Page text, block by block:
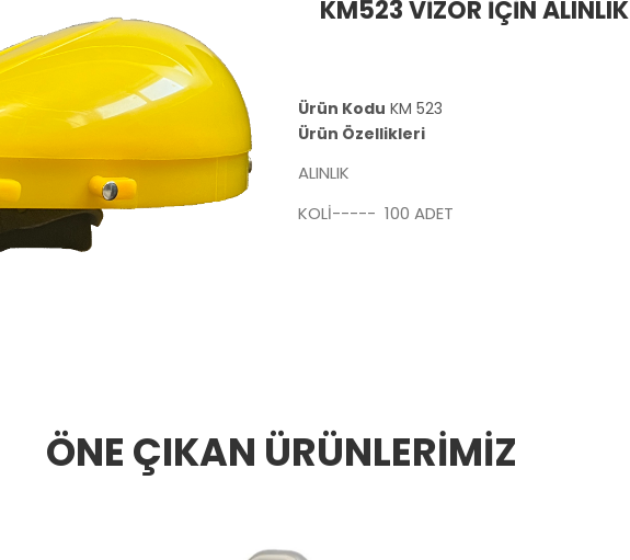
KM523 VİZÖR İÇİN ALINLIK
Ürün Kodu KM 523
Ürün Özellikleri
ALINLIK
KOLİ----- 100 ADET
ÖNE ÇIKAN ÜRÜNLERİMİZ